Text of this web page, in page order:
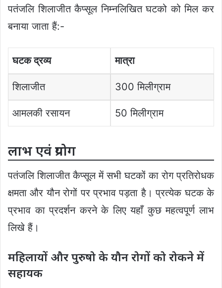
पतंजलि शिलाजीत कैप्सूल निम्नलिखित घटको को मिल कर
बनाया जाता हैं:-
घटक द्रव्य मात्रा
शिलाजीत 300 मिलीग्राम
आमलकी रसायन 50 मिलीग्राम
लाभ एवं प्रयोग
पतंजलि शिलाजीत कैप्सूल में सभी घटकों का रोग प्रतिरोधक
क्षमता और यौन रोगों पर प्रभाव पड़ता है। प्रत्येक घटक के
प्रभाव का प्रदर्शन करने के लिए यहाँ कुछ महत्वपूर्ण लाभ
लिखे हैं।
महिलायों और पुरुषो के यौन रोगों को रोकने में
सहायक